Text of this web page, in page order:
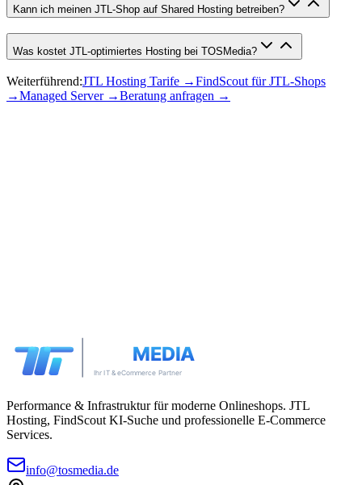
Kann ich meinen JTL-Shop auf Shared Hosting betreiben?
Was kostet JTL-optimiertes Hosting bei TOSMedia?
Weiterführend:JTL Hosting Tarife →FindScout für JTL-Shops
→Managed Server→Beratung anfragen →
Performance & Infrastruktur für moderne Onlineshops. JTL
Hosting, FindScout KI-Suche und professionelle E-Commerce
Services.
info@tosmedia.de